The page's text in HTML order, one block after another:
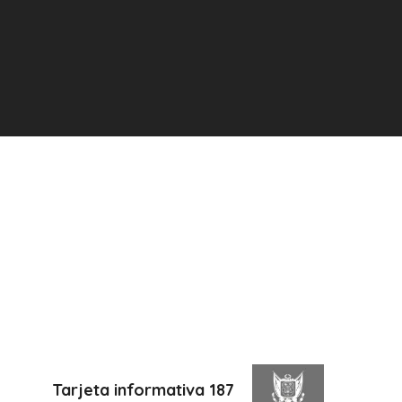
Tarjeta informativa 187